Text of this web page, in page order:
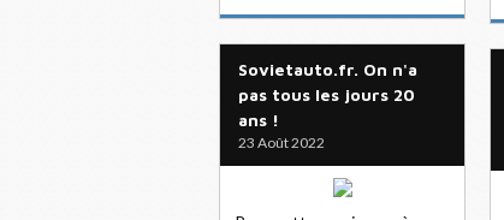
Sovietauto.fr. On n'a
pas tous les jours 20
ans !
23 Août 2022